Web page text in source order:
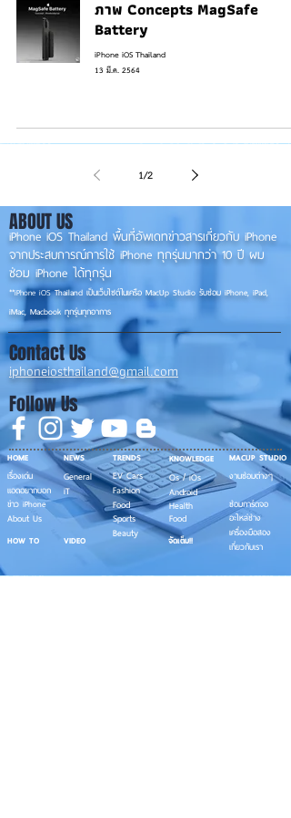
ภาพ Concepts MagSafe
Battery
iPhone iOS Thailand
13 มี.ค. 2564
1/2
iPhone iOS Thailand พื้นที่อัพเดทข่าวสารเกี่ยวกับ iPhone
จากประสบการณ์การใช้ iPhone ทุกรุ่นมากว่า 10 ปี ผม
ซ่อม iPhone ได้ทุกรุ่น
**iPhone iOSThailand เป็นเว็บไซต์ในเครือ MacUp Studio รับซ่อม iPhone, iPad,
iMac, Macbook ทุกรุ่นทุกอาการ
ABOUT US
iphoneiosthailand@gmail.com
Contact Us
Follow Us
TRENDS
EV Cars
Fashion
Food
Sports
Beauty
KNOWLEDGE
Os / iOs
Android
Health
Food
MACUP STUDIO
งานซ่อมต่างๆ
ซ่อมการ์ดจอ
อะไหล่ช่าง
เครื่องมือสอง
เกี่ยวกับเรา
NEWS
General
iT
HOME
เรื่องเด่น
แอดอยากบอก
About Us
ข่าว iPhone
จัดเต็ม!!
HOW TO VIDEO